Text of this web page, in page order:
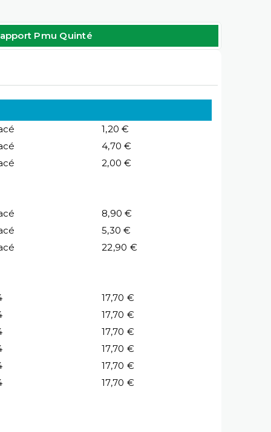
Pmu Quinté
1,20 €
4,70 €
2,00 €
8,90 €
5,30 €
22,90 €
17,70 €
17,70 €
17,70 €
17,70 €
17,70 €
17,70 €